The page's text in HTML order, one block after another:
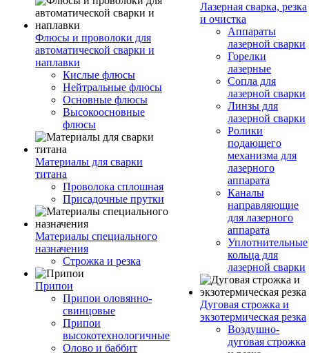
Флюсы и проволоки для
автоматической сварки и
наплавки
Кислые флюсы
Нейтральные флюсы
Основные флюсы
Высокоосновные
флюсы
Материалы для сварки
титана
Проволока сплошная
Присадочные прутки
Материалы специального
назначения
Строжка и резка
Припои
Припои оловянно-
свинцовые
Припои
высокотехнологичные
Олово и баббит
Лазерная сварка, резка
и очистка
Аппараты
лазерной сварки
Горелки
лазерные
Сопла для
лазерной сварки
Линзы для
лазерной сварки
Ролики
подающего
механизма для
лазерного
аппарата
Каналы
направляющие
для лазерного
аппарата
Уплотнительные
кольца для
лазерной сварки
Дуговая строжка и
экзотермическая резка
Воздушно-
дуговая строжка